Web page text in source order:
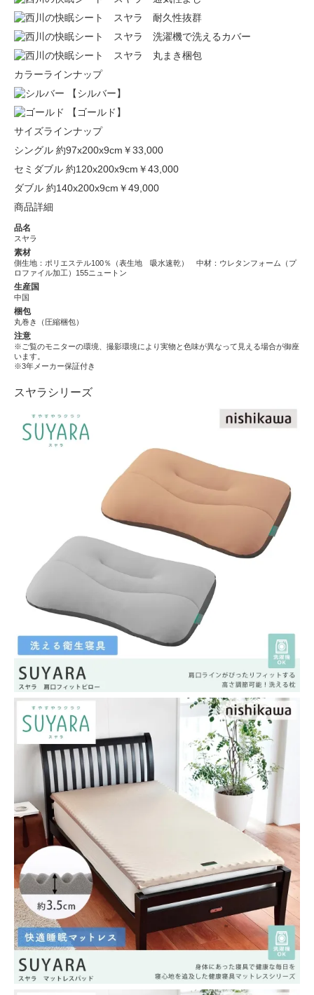
カラーラインナップ
【シルバー】
【ゴールド】
サイズラインナップ
シングル 約97x200x9cm ￥33,000
セミダブル 約120x200x9cm ￥43,000
ダブル 約140x200x9cm ￥49,000
商品詳細
品名
スヤラ
素材
側生地：ポリエステル100％（表生地 吸水速乾） 中材：ウレタンフォーム（プ
ロファイル加工）155ニュートン
生産国
中国
梱包
丸巻き（圧縮梱包）
注意
※ご覧のモニターの環境、撮影環境により実物と色味が異なって見える場合が御座
います。
※3年メーカー保証付き
スヤラシリーズ